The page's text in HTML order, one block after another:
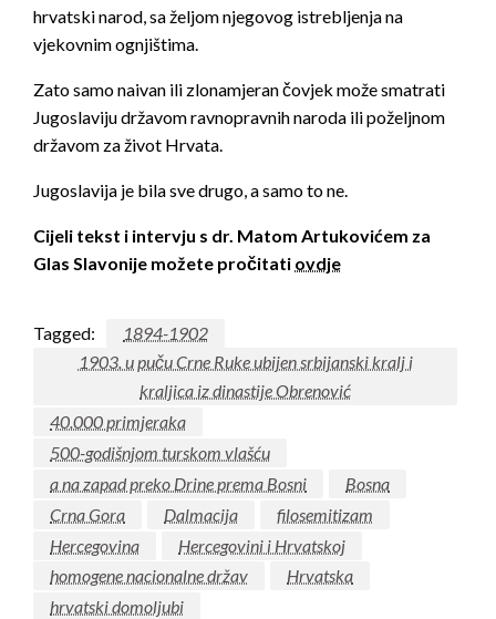
hrvatski narod, sa željom njegovog istrebljenja na
vjekovnim ognjištima.
Zato samo naivan ili zlonamjeran čovjek može smatrati
Jugoslaviju državom ravnopravnih naroda ili poželjnom
državom za život Hrvata.
Jugoslavija je bila sve drugo, a samo to ne.
Cijeli tekst i intervju s dr. Matom Artukovićem za
Glas Slavonije možete pročitati ovdje
Tagged:
1894-1902
1903. u puču Crne Ruke ubijen srbijanski kralj i
kraljica iz dinastije Obrenović
40.000 primjeraka
500-godišnjom turskom vlašću
a na zapad preko Drine prema Bosni
Bosna
Crna Gora
Dalmacija
filosemitizam
Hercegovina
Hercegovini i Hrvatskoj
homogene nacionalne držav
Hrvatska
hrvatski domoljubi